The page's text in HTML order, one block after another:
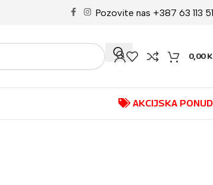
Pozovite nas +387 63 113
0,00
AKCIJSKA